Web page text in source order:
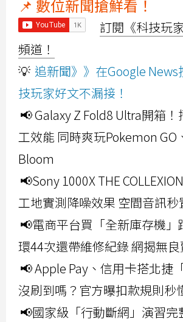
📌 數位新聞搶鮮看！
訂閱《科技玩
頻道！
💡 追新聞》》在Google
技玩家好文不漏接！
📢 Galaxy Z Fold8 Ultra開箱
工效能 同時爽玩Pokemon GO
Bloom
📢Sony 1000X THE
工地實測降噪效果 空間音訊
📢電商平台買「全新庫存機」
環44次還帶維修紀錄 網揭無
📢 Apple Pay、信用卡搭北捷
沒刷到嗎？官方曝扣款規則秒
📢國家級「行動斷網」演習完